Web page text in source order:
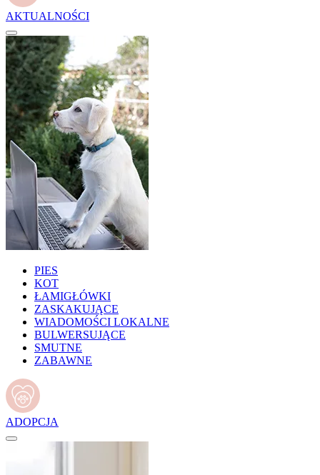
AKTUALNOŚCI
PIES
KOT
ŁAMIGŁÓWKI
ZASKAKUJĄCE
WIADOMOŚCI LOKALNE
BULWERSUJĄCE
SMUTNE
ZABAWNE
ADOPCJA